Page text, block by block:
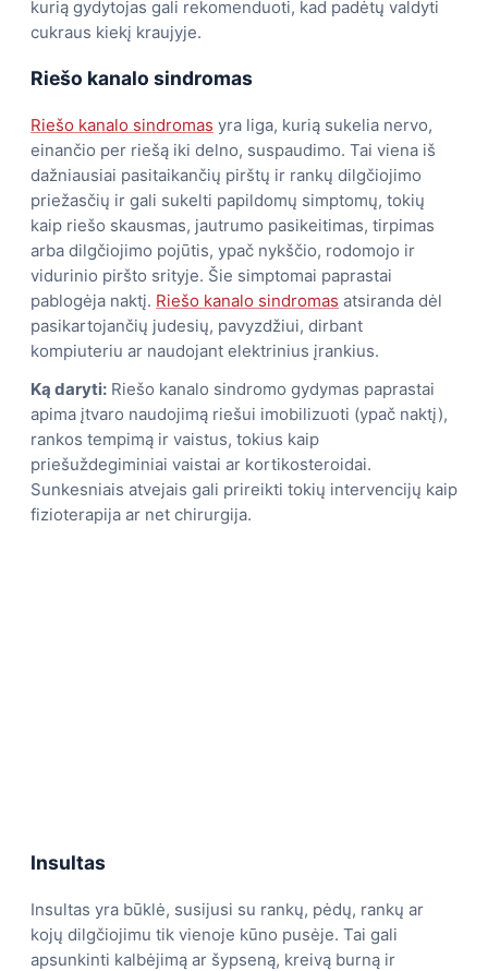
kurią gydytojas gali rekomenduoti, kad padėtų valdyti
cukraus kiekį kraujyje.
Riešo kanalo sindromas
Riešo kanalo sindromas yra liga, kurią sukelia nervo,
einančio per riešą iki delno, suspaudimo. Tai viena iš
dažniausiai pasitaikančių pirštų ir rankų dilgčiojimo
priežasčių ir gali sukelti papildomų simptomų, tokių
kaip riešo skausmas, jautrumo pasikeitimas, tirpimas
arba dilgčiojimo pojūtis, ypač nykščio, rodomojo ir
vidurinio piršto srityje. Šie simptomai paprastai
pablogėja naktį. Riešo kanalo sindromas atsiranda dėl
pasikartojančių judesių, pavyzdžiui, dirbant
kompiuteriu ar naudojant elektrinius įrankius.
Ką daryti: Riešo kanalo sindromo gydymas paprastai
apima įtvaro naudojimą riešui imobilizuoti (ypač naktį),
rankos tempimą ir vaistus, tokius kaip
priešuždegiminiai vaistai ar kortikosteroidai.
Sunkesniais atvejais gali prireikti tokių intervencijų kaip
fizioterapija ar net chirurgija.
Insultas
Insultas yra būklė, susijusi su rankų, pėdų, rankų ar
kojų dilgčiojimu tik vienoje kūno pusėje. Tai gali
apsunkinti kalbėjimą ar šypseną, kreivą burną ir